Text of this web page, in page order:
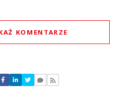
KOMENTARZE
znaleziono komentarzy
swoje komentarze